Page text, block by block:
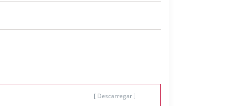
[ Descarregar ]